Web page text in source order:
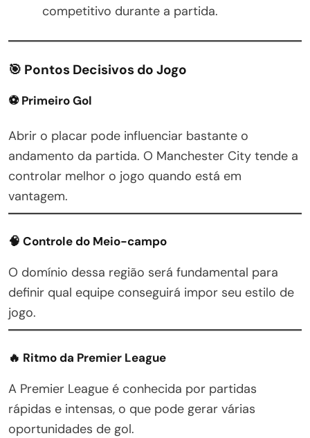
competitivo durante a partida.
🎯 Pontos Decisivos do Jogo
⚽ Primeiro Gol
Abrir o placar pode influenciar bastante o
andamento da partida. O Manchester City tende a
controlar melhor o jogo quando está em
vantagem.
🧠 Controle do Meio-campo
O domínio dessa região será fundamental para
definir qual equipe conseguirá impor seu estilo de
jogo.
🔥 Ritmo da Premier League
A Premier League é conhecida por partidas
rápidas e intensas, o que pode gerar várias
oportunidades de gol.